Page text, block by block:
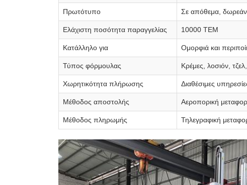
Πρωτότυπο Σε απόθεμα, δωρεάν
Ελάχιστη ποσότητα παραγγελίας 10000 ΤΕΜ
Κατάλληλο για Ομορφιά και
Τύπος φόρμουλας Κρέμες, λοσιόν, τζελ,
Χωρητικότητα πλήρωσης Διαθέσιμες
Μέθοδος αποστολής Αεροπορική
Μέθοδος πληρωμής Τηλεγραφική